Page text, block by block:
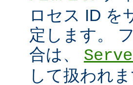
ロセス ID を
定します。
合は、
して扱われま